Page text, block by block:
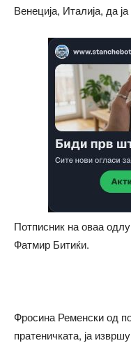
Венеција, Италија, да
Потписник на оваа
Фатмир Битиќи.
Фросина Ременски од
пратеничката, ја